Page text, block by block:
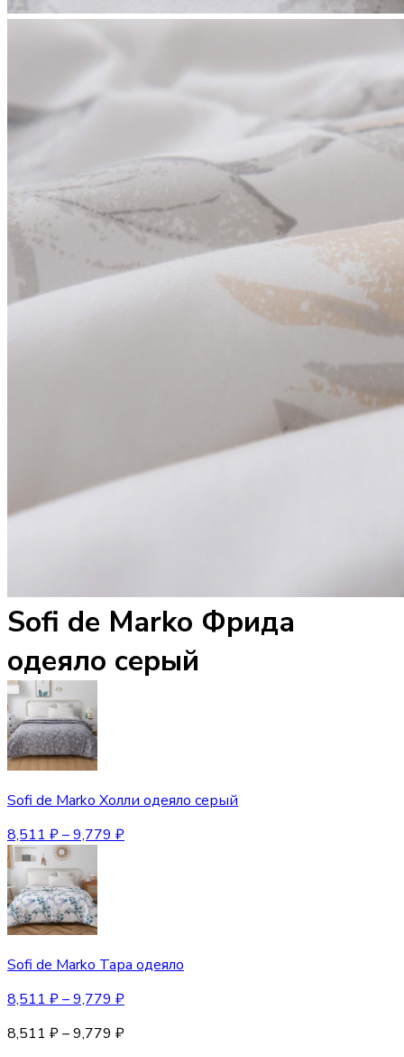
Sofi de Marko Фрида
одеяло серый
Sofi de Marko Холли одеяло серый
8,511 ₽–9,779 ₽
Sofi de Marko Тара одеяло
8,511 ₽–9,779 ₽
8,511 ₽–9,779 ₽